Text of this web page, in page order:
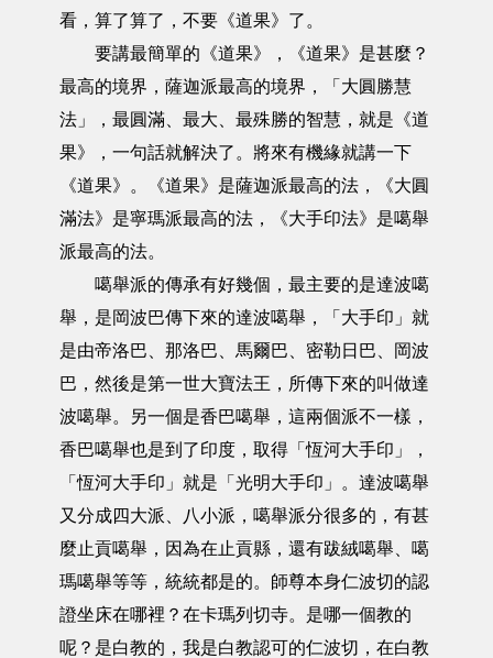
看，算了算了，不要《道果》了。
要講最簡單的《道果》，《道果》是甚麼？
最高的境界，薩迦派最高的境界，「大圓勝慧
法」，最圓滿、最大、最殊勝的智慧，就是《道
果》，一句話就解決了。將來有機緣就講一下
《道果》。《道果》是薩迦派最高的法，《大圓
滿法》是寧瑪派最高的法，《大手印法》是噶舉
派最高的法。
噶舉派的傳承有好幾個，最主要的是達波噶
舉，是岡波巴傳下來的達波噶舉，「大手印」就
是由帝洛巴、那洛巴、馬爾巴、密勒日巴、岡波
巴，然後是第一世大寶法王，所傳下來的叫做達
波噶舉。另一個是香巴噶舉，這兩個派不一樣，
香巴噶舉也是到了印度，取得「恆河大手印」，
「恆河大手印」就是「光明大手印」。達波噶舉
又分成四大派、八小派，噶舉派分很多的，有甚
麼止貢噶舉，因為在止貢縣，還有跋絨噶舉、噶
瑪噶舉等等，統統都是的。師尊本身仁波切的認
證坐床在哪裡？在卡瑪列切寺。是哪一個教的
呢？是白教的，我是白教認可的仁波切，在白教